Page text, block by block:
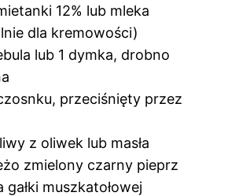
12% lub mleka
dla kremowości)
lub 1 dymka, drobno
przeciśnięty przez
z oliwek lub masła
zmielony czarny pieprz
gałki muszkatołowej